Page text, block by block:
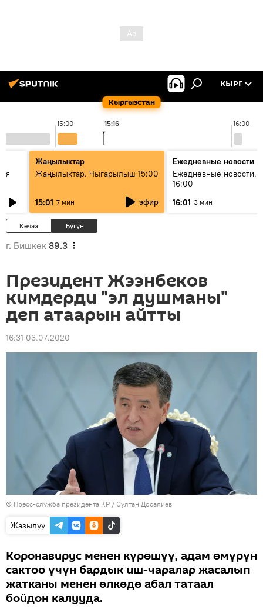
Кыргызстан
КЫРГ
15:00 16:00
15:16
Жаңылыктар
Жаңылыктар. Чыгарылыш 15:00
15:01 7 мин эфир
Ежедневные новости
Ежедневные новости.
16:00
16:01 3 мин
Кечээ Бүгүн
г. Бишкек 89.3
Президент Жээнбеков
кимдерди "эл душманы"
деп атаарын айтты
16:31 03.07.2020
© Пресс-служба президента КР / Султан Досалиев
Жазылуу
Коронавирус менен күрөшүү, адам өмүрүн
сактоо үчүн бардык иш-чаралар жасалып
жатканы менен өлкөдө абал татаал
бойдон калууда.